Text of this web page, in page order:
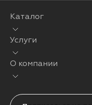
Каталог
Услуги
О компании